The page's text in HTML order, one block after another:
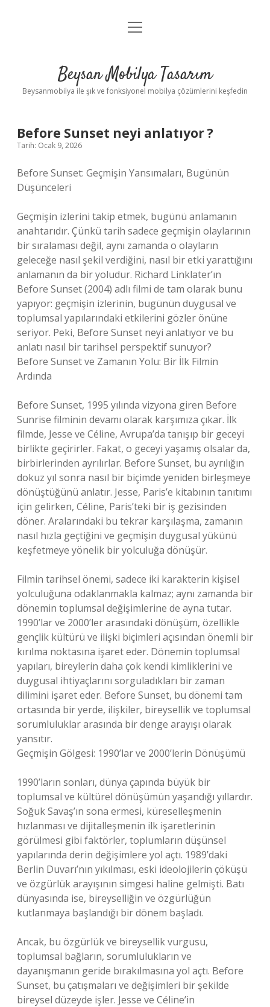
Anasayfa
Yasal Uyarı
menüyü
Beysan Mobilya Tasarım
Beysanmobilya ile şık ve fonksiyonel mobilya çözümlerini keşfedin
Before Sunset neyi anlatıyor ?
Tarih: Ocak 9, 2026
Before Sunset: Geçmişin Yansımaları, Bugünün
Düşünceleri
Geçmişin izlerini takip etmek, bugünü anlamanın
anahtarıdır. Çünkü tarih sadece geçmişin olaylarının
bir sıralaması değil, aynı zamanda o olayların
geleceğe nasıl şekil verdiğini, nasıl bir etki yarattığını
anlamanın da bir yoludur. Richard Linklater’ın
Before Sunset (2004) adlı filmi de tam olarak bunu
yapıyor: geçmişin izlerinin, bugünün duygusal ve
toplumsal yapılarındaki etkilerini gözler önüne
seriyor. Peki, Before Sunset neyi anlatıyor ve bu
anlatı nasıl bir tarihsel perspektif sunuyor?
Before Sunset ve Zamanın Yolu: Bir İlk Filmin
Ardında
Before Sunset, 1995 yılında vizyona giren Before
Sunrise filminin devamı olarak karşımıza çıkar. İlk
filmde, Jesse ve Céline, Avrupa’da tanışıp bir geceyi
birlikte geçirirler. Fakat, o geceyi yaşamış olsalar da,
birbirlerinden ayrılırlar. Before Sunset, bu ayrılığın
dokuz yıl sonra nasıl bir biçimde yeniden birleşmeye
dönüştüğünü anlatır. Jesse, Paris’e kitabının tanıtımı
için gelirken, Céline, Paris’teki bir iş gezisinden
döner. Aralarındaki bu tekrar karşılaşma, zamanın
nasıl hızla geçtiğini ve geçmişin duygusal yükünü
keşfetmeye yönelik bir yolculuğa dönüşür.
Filmin tarihsel önemi, sadece iki karakterin kişisel
yolculuğuna odaklanmakla kalmaz; aynı zamanda bir
dönemin toplumsal değişimlerine de ayna tutar.
1990’lar ve 2000’ler arasındaki dönüşüm, özellikle
gençlik kültürü ve ilişki biçimleri açısından önemli bir
kırılma noktasına işaret eder. Dönemin toplumsal
yapıları, bireylerin daha çok kendi kimliklerini ve
duygusal ihtiyaçlarını sorguladıkları bir zaman
dilimini işaret eder. Before Sunset, bu dönemi tam
ortasında bir yerde, ilişkiler, bireysellik ve toplumsal
sorumluluklar arasında bir denge arayışı olarak
yansıtır.
Geçmişin Gölgesi: 1990’lar ve 2000’lerin Dönüşümü
1990’ların sonları, dünya çapında büyük bir
toplumsal ve kültürel dönüşümün yaşandığı yıllardır.
Soğuk Savaş’ın sona ermesi, küreselleşmenin
hızlanması ve dijitalleşmenin ilk işaretlerinin
görülmesi gibi faktörler, toplumların düşünsel
yapılarında derin değişimlere yol açtı. 1989’daki
Berlin Duvarı’nın yıkılması, eski ideolojilerin çöküşü
ve özgürlük arayışının simgesi haline gelmişti. Batı
dünyasında ise, bireyselliğin ve özgürlüğün
kutlanmaya başlandığı bir dönem başladı.
Ancak, bu özgürlük ve bireysellik vurgusu,
toplumsal bağların, sorumlulukların ve
dayanışmanın geride bırakılmasına yol açtı. Before
Sunset, bu çatışmaları ve değişimleri bir şekilde
bireysel düzeyde işler. Jesse ve Céline’in